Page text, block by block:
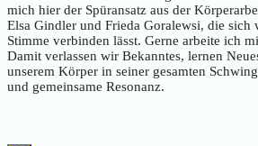
mich hier der Spüransatz aus der
Elsa Gindler und Frieda Goralewsi, die sich
Stimme verbinden lässt. Gerne arbeite ich
Damit verlassen wir Bekanntes, lernen
unserem Körper in seiner gesamten
und gemeinsame Resonanz.